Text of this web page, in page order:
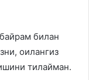
билан
оилангиз
тилайман.